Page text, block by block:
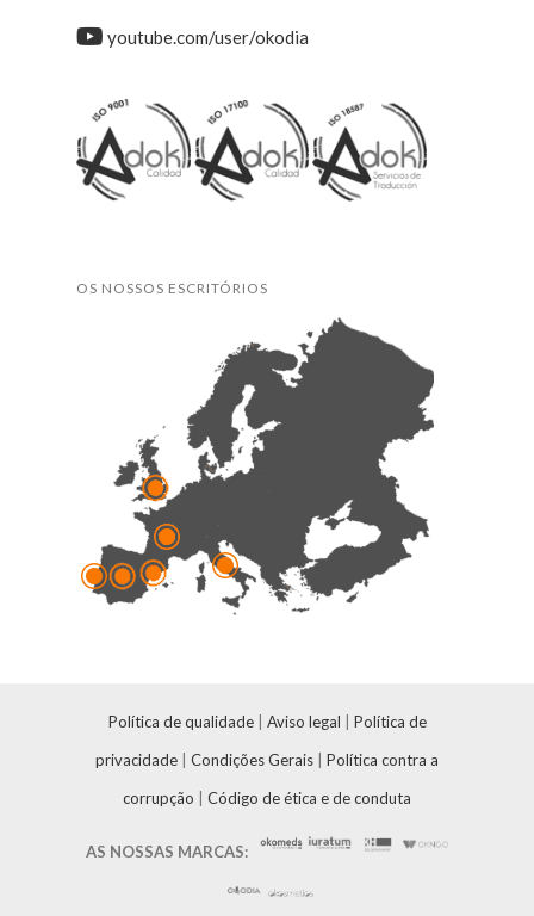
youtube.com/user/okodia
OS NOSSOS ESCRITÓRIOS
Política de qualidade| Aviso legal | Política de
privacidade | Condições Gerais | Política contra a
corrupção | Código de ética e de conduta
AS NOSSAS MARCAS: